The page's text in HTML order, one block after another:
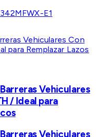
E1
Vehiculares
/ Ideal para
Vehiculares